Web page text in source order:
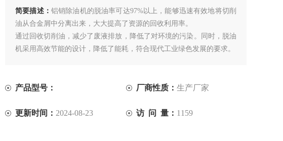
简要描述： 铝销除油机的脱油率可达97%以上，能够迅速有效地将切削
油从合金屑中分离出来，大大提高了资源的回收利用率。
通过回收切削油，减少了废液排放，降低了对环境的污染。同时，脱油
机采用高效节能的设计，降低了能耗，符合现代工业绿色发展的要求。
产品型号： 厂商性质： 生产厂家
更新时间： 2024-08-23 访 问 量： 1159